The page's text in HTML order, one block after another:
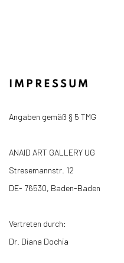
IMPRESSUM
Angaben gemäß § 5 TMG
ANAID ART GALLERY UG
Stresemannstr. 12
DE- 76530, Baden-Baden
Vertreten durch:
Dr. Diana Dochia